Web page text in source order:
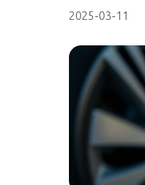
2025-03-11